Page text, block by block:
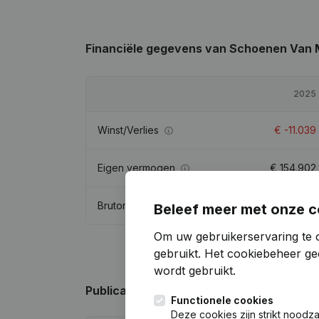
Financiële gegevens van Schoenen Van
2025
Winst/Verlies € -11.039
Eigen vermogen € 154.902
Brutomarge €-2.313
Publicaties
Beleef meer met onze
Om uw gebruikerservaring te
gebruikt. Het cookiebeheer
wordt gebruikt.
Functionele cookies
Deze cookies zijn strikt